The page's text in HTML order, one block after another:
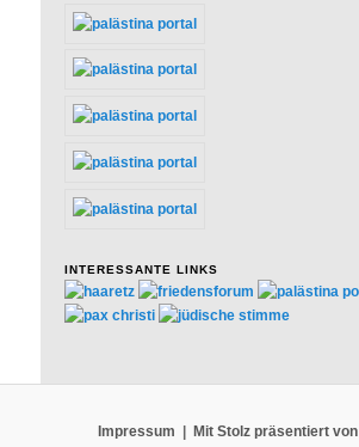
INTERESSANTE LINKS
Impressum Mit Stolz präsentiert